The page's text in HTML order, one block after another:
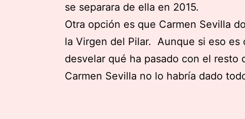
se separara de ella en 2015.
Otra opción es que Carmen Sevilla
la Virgen del Pilar. Aunque si eso es
desvelar qué ha pasado con el resto
Carmen Sevilla no lo habría dado